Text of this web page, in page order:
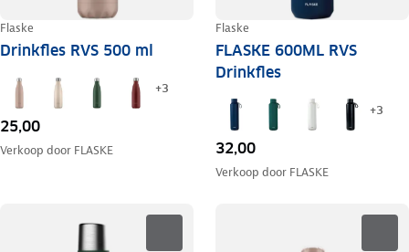
Flaske
Drinkfles RVS 500 ml
+3
25,00
Verkoop door FLASKE
Flaske
FLASKE 600ML RVS
Drinkfles
+3
32,00
Verkoop door FLASKE